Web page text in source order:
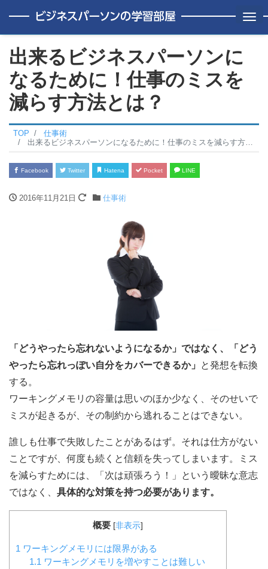
出来るビジネスパーソンに
なるために！仕事のミスを
減らす方法とは？
TOP
仕事術
出来るビジネスパーソンになるために！仕事のミスを減らす方法とは？
Facebook Twitter Hatena Pocket LINE
2016年11月21日 仕事術
「どうやったら忘れないようになるか」ではなく、「どう
やったら忘れっぽい自分をカバーできるか」
と発想を転換
する。
ワーキングメモリの容量は思いのほか少なく、そのせいで
ミスが起きるが、その制約から逃れることはできない。
誰しも仕事で失敗したことがあるはず。それは仕方がない
ことですが、何度も続くと信頼を失ってしまいます。ミス
を減らすためには、「次は頑張ろう！」という曖昧な意志
ではなく、 具体的な対策を持つ必要があります。
概要 [非表示]
1 ワーキングメモリには限界がある
1.1 ワーキングメモリを増やすことは難しい